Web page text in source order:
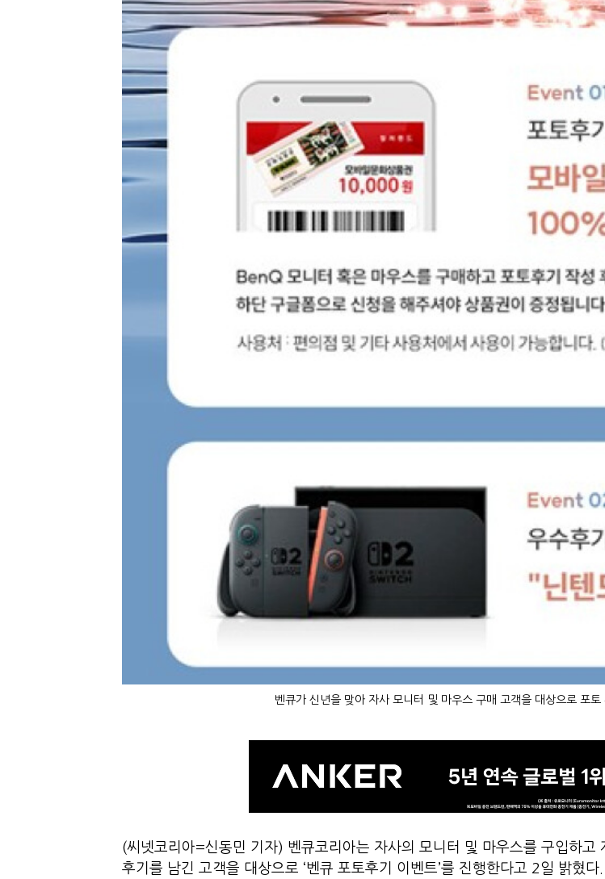
벤큐가 신년을 맞아 자사 모니터 및 마우스 구매 고객을 대상으로 포
(씨넷코리아=신동민 기자) 벤큐코리아는 자사의 모니터 및 마우스를 구입하고
후기를 남긴 고객을 대상으로 ‘벤큐 포토후기 이벤트’를 진행한다고 2일 밝혔